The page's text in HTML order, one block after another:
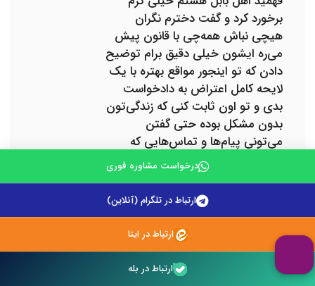
برخورد کرد و گفت دخترم نگران
هیچی نباش همه‌چی با قانون پیش
می‌ره ایشون خیلی دقیق برام توضیح
دادن که تو اینجور مواقع بهتره با یک
لایحه کامل اعتراض به دادخواست
بدی و تو اون ثابت کنی که زندگی‌تون
بدون مشکل بوده حتی گفتن
می‌تونی پیام‌ها و تماس‌هایی که
همسرم با لحن خوب داشته رو
ضمیمه کنی تا نشون بدی که ادعاش
مبنی بر عدم تفاهم بی‌اساسه وقتی
اینا رو شنیدم احساس کردم کسی
پشت‌مه که هم قانون رو می‌شناسه
هم واقعاً دلسوزه با کمک این دو وکیل
با تجربه یه لایحه تنظیم کردیم که
درخواست مشاوره فوری
ارتباط در تلگرام (آنلاین)
ارتباط در ایتا
ارتباط در بله